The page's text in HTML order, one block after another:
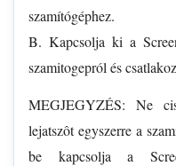
szamítógéphez.
B. Kapcsolja ki a
szamitogepról és
MEGJEGYZÉS: Ne
lejatszôt egyszerre a
be kapcsolja a